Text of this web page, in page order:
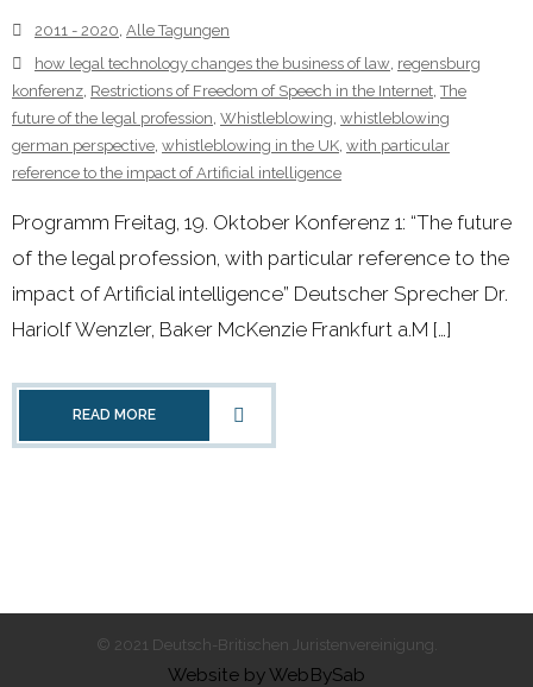
Alle Tagungen
- 2021 - 2025
- 2011 - 2020
Förderprojekte
- Druckkostenzuschüsse Und Stipendien
- Referendare
Downloads
2011 - 2020, Alle Tagungen
how legal technology changes the business of law, regensburg
konferenz, Restrictions of Freedom of Speech in the Internet,The
future of the legal profession, Whistleblowing, whistleblowing
german perspective, whistleblowing in the UK, with particular
reference to the impact of Artificial intelligence
Programm Freitag, 19. Oktober Konferenz 1: “The future
of the legal profession, with particular reference to the
impact of Artificial intelligence” Deutscher Sprecher Dr.
Hariolf Wenzler, Baker McKenzie Frankfurt a.M […]
READ MORE
© 2021 Deutsch-Britischen Juristenvereinigung.
Website by WebBySab